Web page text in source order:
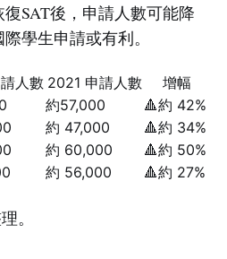
SAT後，申請人數可能降
學生申請或有利。
人數 2021 申請人數
增幅
約57,000
🔺約 42%
約 47,000
🔺約 34%
約 60,000
🔺約 50%
約 56,000 🔺約 27%
。